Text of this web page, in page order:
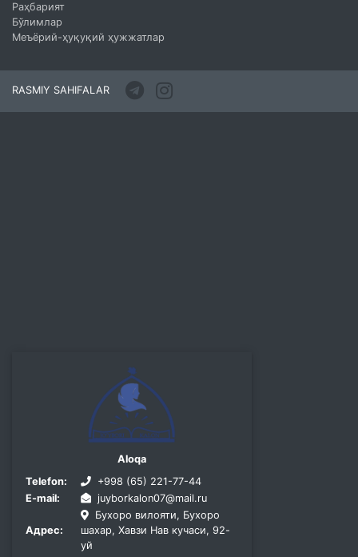
Раҳбарият
Бўлимлар
Меъёрий-ҳуқуқий ҳужжатлар
RASMIY SAHIFALAR
Aloqa
Telefon:
+998 (65) 221-77-44
E-mail:
juyborkalon07@mail.ru
Адрес:
Бухоро вилояти, Бухоро
шахар, Хавзи Нав кучаси, 92-
уй